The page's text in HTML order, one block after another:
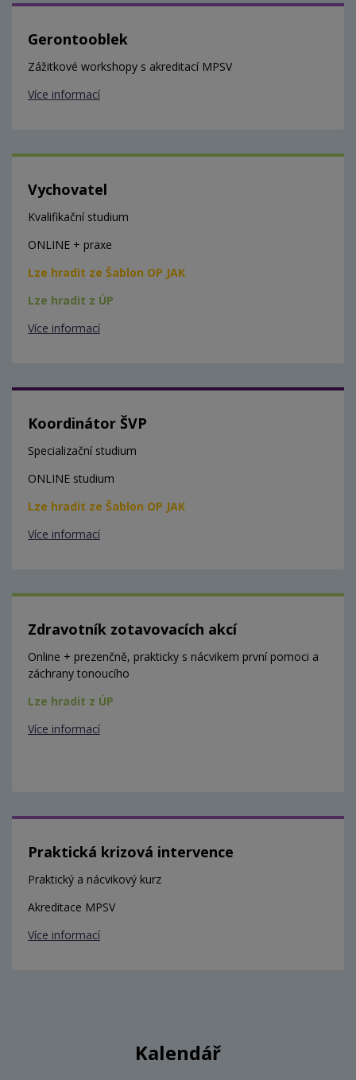
Gerontooblek
Zážitkové workshopy s akreditací MPSV
Více informací
Vychovatel
Kvalifikační studium
ONLINE + praxe
Lze hradit ze Šablon OP JAK
Lze hradit z ÚP
Více informací
Koordinátor ŠVP
Specializační studium
ONLINE studium
Lze hradit ze Šablon OP JAK
Více informací
Zdravotník zotavovacích akcí
Online + prezenčně, prakticky s nácvikem první pomoci a
záchrany tonoucího
Lze hradit z ÚP
Více informací
Praktická krizová intervence
Praktický a nácvikový kurz
Akreditace MPSV
Více informací
Kalendář